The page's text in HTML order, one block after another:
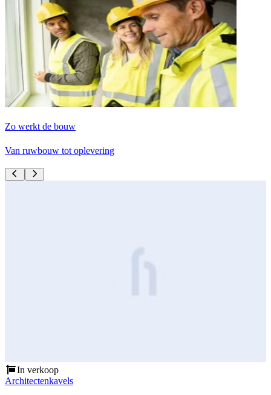
Zo werkt de bouw
Van ruwbouw tot oplevering
In verkoop
Architectenkavels